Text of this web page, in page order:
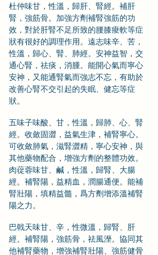
杜仲味甘，性溫，歸肝、腎經。補肝
腎，強筋骨。加強方劑補腎強筋的功
效，對於肝腎不足所致的腰膝痠軟等症
狀有很好的調理作用。遠志味辛、苦，
性溫，歸心、腎、肺經。安神益智，交
通心腎，祛痰，消腫。能開心氣而寧心
安神，又能通腎氣而強志不忘，有助於
改善心腎不交引起的失眠、健忘等症
狀。
五味子味酸、甘，性溫，歸肺、心、腎
經。收斂固澀，益氣生津，補腎寧心。
可收斂肺氣，滋腎澀精，寧心安神，與
其他藥物配合，增強方劑的整體功效。
肉蓯蓉味甘、鹹，性溫，歸腎、大腸
經。補腎陽，益精血，潤腸通便。能補
腎壯陽，填精益髓，爲方劑增添溫補腎
陽之力。
巴戟天味甘、辛，性微溫，歸腎、肝
經。補腎陽，強筋骨，祛風溼。協同其
他補腎藥物，增強補腎壯陽、強筋健骨